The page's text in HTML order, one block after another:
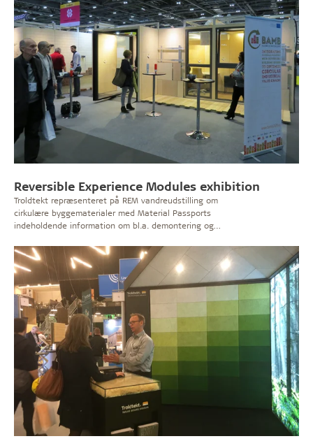
Reversible Experience Modules exhibition
Troldtekt repræsenteret på REM vandreudstilling om
cirkulære byggematerialer med Material Passports
indeholdende information om bl.a. demontering og